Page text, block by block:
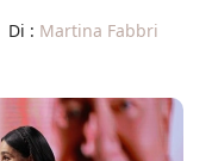
Di : Martina Fabbri